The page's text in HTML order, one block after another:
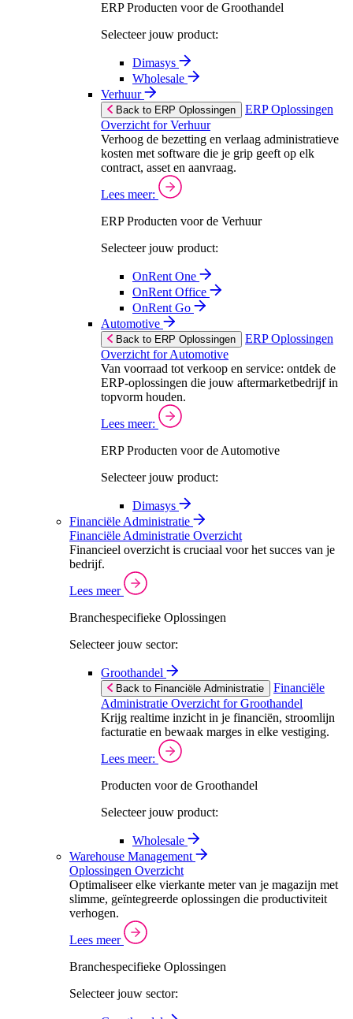
ERP Producten voor de Groothandel
Selecteer jouw product:
Dimasys
Wholesale
Verhuur
Back to ERP Oplossingen
ERP Oplossingen
Overzicht for Verhuur
Verhoog de bezetting en verlaag administratieve
kosten met software die je grip geeft op elk
contract, asset en aanvraag.
Lees meer:
ERP Producten voor de Verhuur
Selecteer jouw product:
OnRent One
OnRent Office
OnRent Go
Automotive
Back to ERP Oplossingen
ERP Oplossingen
Overzicht for Automotive
Van voorraad tot verkoop en service: ontdek de
ERP-oplossingen die jouw aftermarketbedrijf in
topvorm houden.
Lees meer:
ERP Producten voor de Automotive
Selecteer jouw product:
Dimasys
Financiële Administratie
Financiële Administratie Overzicht
Financieel overzicht is cruciaal voor het succes van je
bedrijf.
Lees meer
Branchespecifieke Oplossingen
Selecteer jouw sector:
Groothandel
Back to Financiële Administratie
Financiële
Administratie Overzicht for Groothandel
Krijg realtime inzicht in je financiën, stroomlijn
facturatie en bewaak marges in elke vestiging.
Lees meer:
Producten voor de Groothandel
Selecteer jouw product:
Wholesale
Warehouse Management
Oplossingen Overzicht
Optimaliseer elke vierkante meter van je magazijn met
slimme, geïntegreerde oplossingen die productiviteit
verhogen.
Lees meer
Branchespecifieke Oplossingen
Selecteer jouw sector: